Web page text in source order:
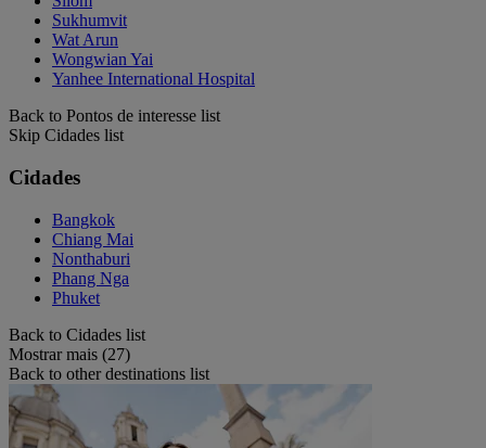
Sukhumvit
Wat Arun
Wongwian Yai
Yanhee International Hospital
Back to Pontos de interesse list
Skip Cidades list
Cidades
Bangkok
Chiang Mai
Nonthaburi
Phang Nga
Phuket
Back to Cidades list
Mostrar mais (27)
Back to other destinations list